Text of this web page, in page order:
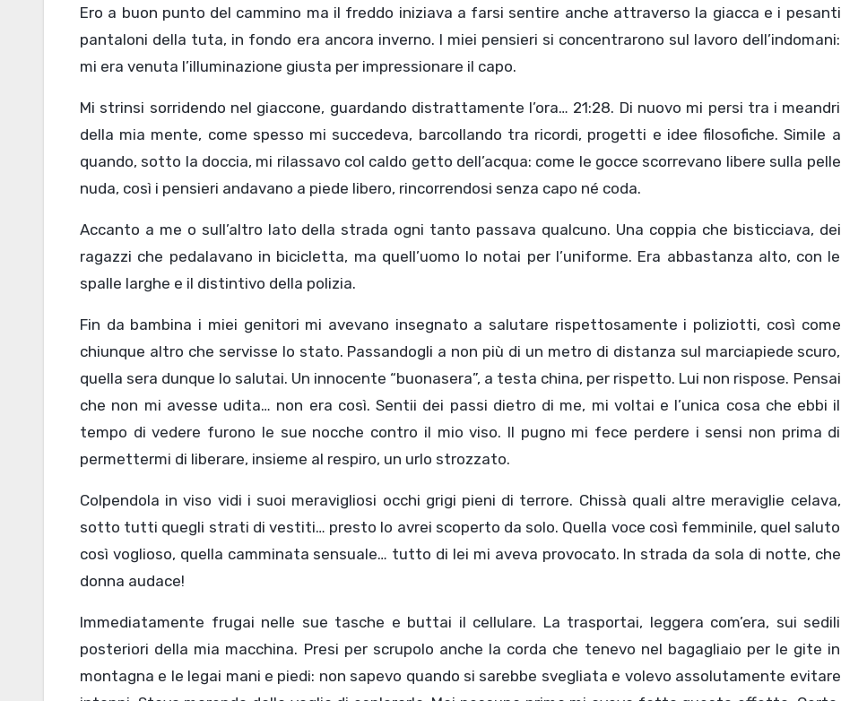
Ero a buon punto del cammino ma il freddo iniziava a farsi sentire anche attraverso la giacca e i pesanti
pantaloni della tuta, in fondo era ancora inverno. I miei pensieri si concentrarono sul lavoro dell’indomani:
mi era venuta l’illuminazione giusta per impressionare il capo.
Mi strinsi sorridendo nel giaccone, guardando distrattamente l’ora… 21:28. Di nuovo mi persi tra i meandri
della mia mente, come spesso mi succedeva, barcollando tra ricordi, progetti e idee filosofiche. Simile a
quando, sotto la doccia, mi rilassavo col caldo getto dell’acqua: come le gocce scorrevano libere sulla pelle
nuda, così i pensieri andavano a piede libero, rincorrendosi senza capo né coda.
Accanto a me o sull’altro lato della strada ogni tanto passava qualcuno. Una coppia che bisticciava, dei
ragazzi che pedalavano in bicicletta, ma quell’uomo lo notai per l’uniforme. Era abbastanza alto, con le
spalle larghe e il distintivo della polizia.
Fin da bambina i miei genitori mi avevano insegnato a salutare rispettosamente i poliziotti, così come
chiunque altro che servisse lo stato. Passandogli a non più di un metro di distanza sul marciapiede scuro,
quella sera dunque lo salutai. Un innocente “buonasera”, a testa china, per rispetto. Lui non rispose. Pensai
che non mi avesse udita… non era così. Sentii dei passi dietro di me, mi voltai e l’unica cosa che ebbi il
tempo di vedere furono le sue nocche contro il mio viso. Il pugno mi fece perdere i sensi non prima di
permettermi di liberare, insieme al respiro, un urlo strozzato.
Colpendola in viso vidi i suoi meravigliosi occhi grigi pieni di terrore. Chissà quali altre meraviglie celava,
sotto tutti quegli strati di vestiti… presto lo avrei scoperto da solo. Quella voce così femminile, quel saluto
così voglioso, quella camminata sensuale… tutto di lei mi aveva provocato. In strada da sola di notte, che
donna audace!
Immediatamente frugai nelle sue tasche e buttai il cellulare. La trasportai, leggera com’era, sui sedili
posteriori della mia macchina. Presi per scrupolo anche la corda che tenevo nel bagagliaio per le gite in
montagna e le legai mani e piedi: non sapevo quando si sarebbe svegliata e volevo assolutamente evitare